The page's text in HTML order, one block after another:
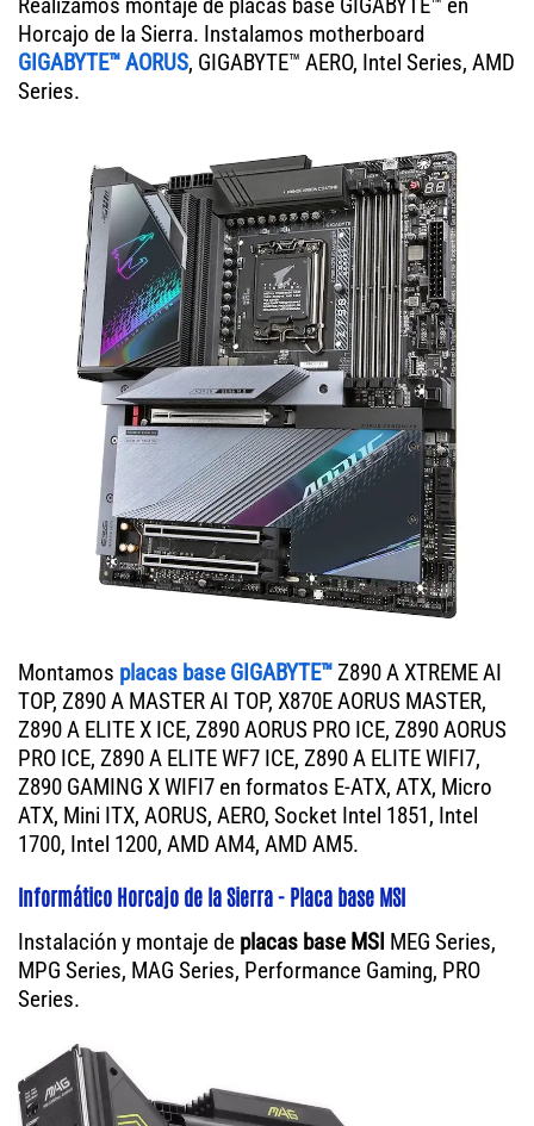
Realizamos montaje de placas base GIGABYTE™ en
Horcajo de la Sierra. Instalamos motherboard
GIGABYTE™ AORUS, GIGABYTE™ AERO, Intel Series, AMD
Series.
Montamos placas base GIGABYTE™Z890 A XTREME AI
TOP, Z890 A MASTER AI TOP, X870E AORUS MASTER,
Z890 A ELITE X ICE, Z890 AORUS PRO ICE, Z890 AORUS
PRO ICE, Z890 A ELITE WF7 ICE, Z890 A ELITE WIFI7,
Z890 GAMING X WIFI7 en formatos E-ATX, ATX, Micro
ATX, Mini ITX, AORUS, AERO, Socket Intel 1851, Intel
1700, Intel 1200, AMD AM4, AMD AM5.
Informático Horcajo de la Sierra - Placa base MSI
Instalación y montaje de placas base MSI MEG Series,
MPG Series, MAG Series, Performance Gaming, PRO
Series.